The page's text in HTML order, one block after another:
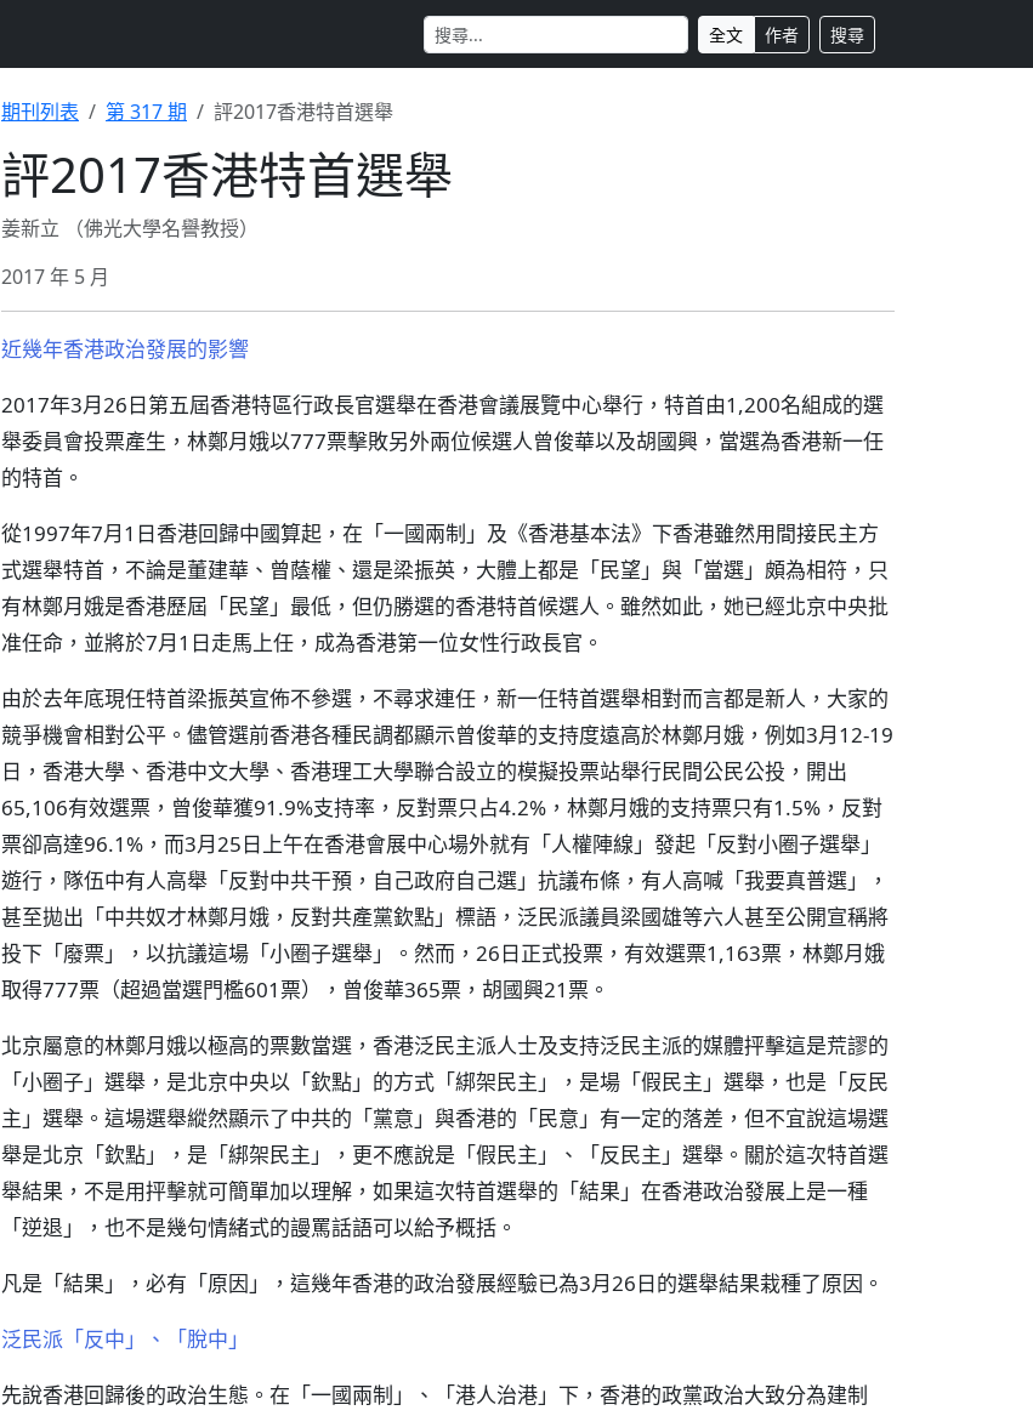
全文 作者 搜尋
期刊列表 第 317 期 評2017香港特首選舉
評2017香港特首選舉
姜新立 （佛光大學名譽教授）
2017 年 5 月
近幾年香港政治發展的影響
2017年3月26日第五屆香港特區行政長官選舉在香港會議展覽中心舉行，特首由1,200名組成的選
舉委員會投票產生，林鄭月娥以777票擊敗另外兩位候選人曾俊華以及胡國興，當選為香港新一任
的特首。
從1997年7月1日香港回歸中國算起，在「一國兩制」及《香港基本法》下香港雖然用間接民主方
式選舉特首，不論是董建華、曾蔭權、還是梁振英，大體上都是「民望」與「當選」頗為相符，只
有林鄭月娥是香港歷屆「民望」最低，但仍勝選的香港特首候選人。雖然如此，她已經北京中央批
准任命，並將於7月1日走馬上任，成為香港第一位女性行政長官。
由於去年底現任特首梁振英宣佈不參選，不尋求連任，新一任特首選舉相對而言都是新人，大家的
競爭機會相對公平。儘管選前香港各種民調都顯示曾俊華的支持度遠高於林鄭月娥，例如3月12-19
日，香港大學、香港中文大學、香港理工大學聯合設立的模擬投票站舉行民間公民公投，開出
65,106有效選票，曾俊華獲91.9%支持率，反對票只占4.2%，林鄭月娥的支持票只有1.5%，反對
票卻高達96.1%，而3月25日上午在香港會展中心場外就有「人權陣線」發起「反對小圈子選舉」
遊行，隊伍中有人高舉「反對中共干預，自己政府自己選」抗議布條，有人高喊「我要真普選」，
甚至拋出「中共奴才林鄭月娥，反對共產黨欽點」標語，泛民派議員梁國雄等六人甚至公開宣稱將
投下「廢票」，以抗議這場「小圈子選舉」。然而，26日正式投票，有效選票1,163票，林鄭月娥
取得777票（超過當選門檻601票），曾俊華365票，胡國興21票。
北京屬意的林鄭月娥以極高的票數當選，香港泛民主派人士及支持泛民主派的媒體抨擊這是荒謬的
「小圈子」選舉，是北京中央以「欽點」的方式「綁架民主」，是場「假民主」選舉，也是「反民
主」選舉。這場選舉縱然顯示了中共的「黨意」與香港的「民意」有一定的落差，但不宜說這場選
舉是北京「欽點」，是「綁架民主」，更不應說是「假民主」、「反民主」選舉。關於這次特首選
舉結果，不是用抨擊就可簡單加以理解，如果這次特首選舉的「結果」在香港政治發展上是一種
「逆退」，也不是幾句情緒式的謾罵話語可以給予概括。
凡是「結果」，必有「原因」，這幾年香港的政治發展經驗已為3月26日的選舉結果栽種了原因。
泛民派「反中」、「脫中」
先說香港回歸後的政治生態。在「一國兩制」、「港人治港」下，香港的政黨政治大致分為建制